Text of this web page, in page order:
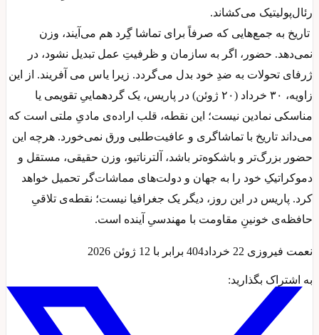
رئال‌پولیتیک می‌کشاند.
تاریخ به جمع‌هایی که صرفاً برای تماشا گِرد هم می‌آیند، وزن
نمی‌دهد. حضور، اگر به سازمان و ظرفیتِ عمل تبدیل نشود، در
ژرفای تحولات به ضدِ خود بدل می‌گردد. زیرا یاس می آفریند. از این
زاویه، ۳۰ خرداد (۲۰ ژوئن) در پاریس، یک گردهماییِ تقویمی یا
مناسکی نمادین نیست؛ این نقطه، قلب اراده‌ی مادیِ ملتی است که
می‌داند تاریخ با تماشاگری و عافیت‌طلبی ورق نمی‌خورد. هرچه این
حضور بزرگ‌تر و باشکوه‌تر باشد، آلترناتیو، وزن حقیقی، مستقل و
دموکراتیکِ خود را به جهان و دولت‌های مماشات‌گر تحمیل خواهد
کرد. پاریس در این روز، دیگر یک جغرافیا نیست؛ نقطه‌ی تلاقیِ
حافظه‌ی خونینِ مقاومت با مهندسیِ آینده است.
نعمت فیروزی 22 خرداد404 برابر با 12 ژوئن 2026
به اشتراک بگذارید: